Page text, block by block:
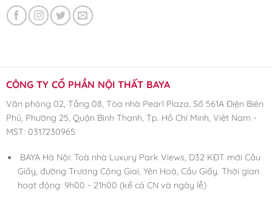
CÔNG TY CỔ PHẦN NỘI THẤT BAYA
Văn phòng 02, Tầng 08, Tòa nhà Pearl Plaza, Số 561A Điện Biên
Phủ, Phường 25, Quận Bình Thạnh, Tp. Hồ Chí Minh, Việt Nam -
MST: 0317230965
BAYA Hà Nội: Toà nhà Luxury Park Views, D32 KĐT mới Cầu
Giấy, đường Trương Công Giai, Yên Hoà, Cầu Giấy. Thời gian
hoạt động: 9h00 - 21h00 (kể cả CN và ngày lễ)